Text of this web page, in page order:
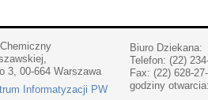
3, 00-664 Warszawa
Informatyzacji PW
Biuro Dziekana:
Telefon: (22)
Fax: (22) 628-
godziny